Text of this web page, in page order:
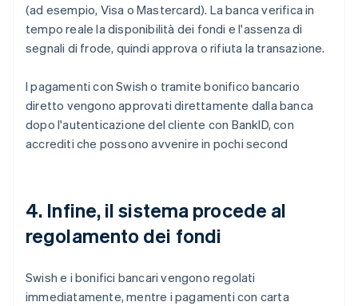
(ad esempio, Visa o Mastercard). La banca verifica in
tempo reale la disponibilità dei fondi e l'assenza di
segnali di frode, quindi approva o rifiuta la transazione.
I pagamenti con Swish o tramite bonifico bancario
diretto vengono approvati direttamente dalla banca
dopo l'autenticazione del cliente con BankID, con
accrediti che possono avvenire in pochi second
4. Infine, il sistema procede al
regolamento dei fondi
Swish e i bonifici bancari vengono regolati
immediatamente, mentre i pagamenti con carta